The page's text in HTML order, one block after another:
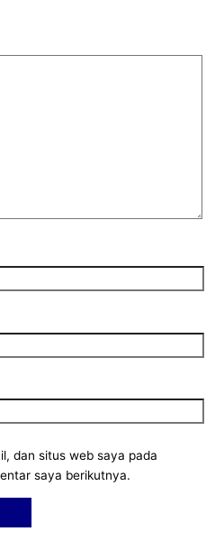
dan situs web saya pada
saya berikutnya.